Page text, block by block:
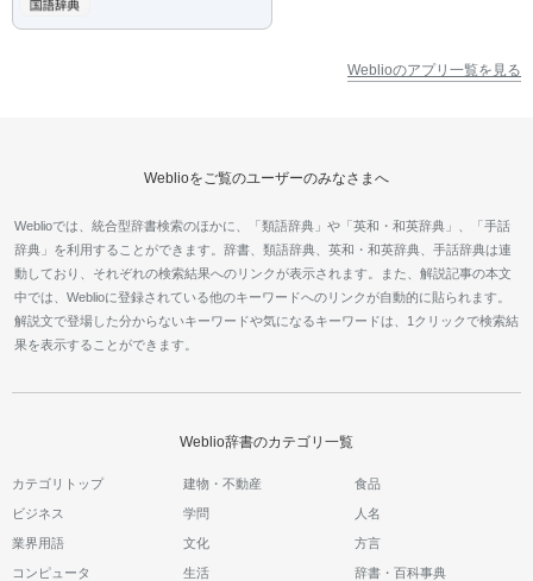
Weblioのアプリ一覧を見る
Weblioをご覧のユーザーのみなさまへ
Weblioでは、統合型辞書検索のほかに、「類語辞典」や「英和・和英辞典」、「手話
辞典」を利用することができます。辞書、類語辞典、英和・和英辞典、手話辞典は連
動しており、それぞれの検索結果へのリンクが表示されます。また、解説記事の本文
中では、Weblioに登録されている他のキーワードへのリンクが自動的に貼られます。
解説文で登場した分からないキーワードや気になるキーワードは、1クリックで検索結
果を表示することができます。
Weblio辞書のカテゴリ一覧
カテゴリトップ 建物・不動産 食品
ビジネス 学問 人名
業界用語 文化 方言
コンピュータ 生活 辞書・百科事典